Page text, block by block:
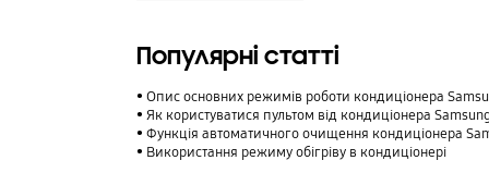
Популярні статті
Опис основних режимів роботи кондиціонера
Як користуватися пультом від кондиціонера
Функція автоматичного очищення кондиціонера
Використання режиму обігріву в кондиціонері